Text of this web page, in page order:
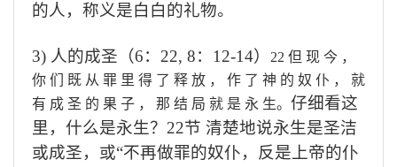
的人，称义是白白的礼物。
3) 人的成圣（6： 22, 8： 12-14） 22 但 现 今 ，
你 们 既 从 罪 里 得 了 释 放 ， 作 了 神 的 奴 仆 ， 就
有 成 圣 的 果 子 ， 那 结 局 就 是 永 生。 仔细看这
里，什么是永生？ 22节 清楚地说永生是圣洁
或成圣，或“不再做罪的奴仆，反是上帝的仆